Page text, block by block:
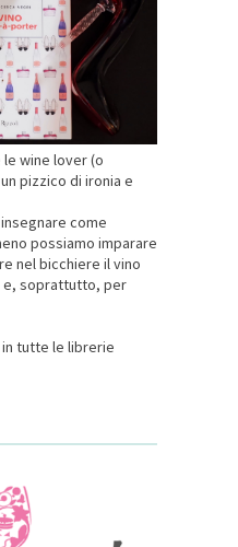
wine lover (o
pizzico di ironia e
come
possiamo imparare
nel bicchiere il vino
e, soprattutto, per
tutte le librerie